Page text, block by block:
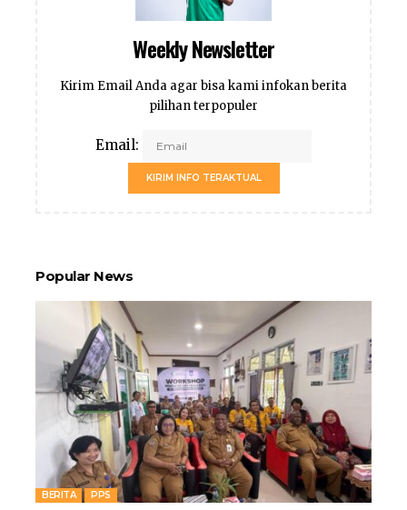
Weekly Newsletter
Kirim Email Anda agar bisa kami infokan berita
pilihan terpopuler
Email:
KIRIM INFO TERAKTUAL
Popular News
BERITA PPS